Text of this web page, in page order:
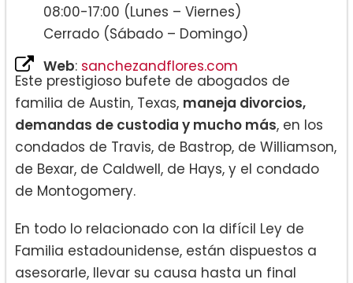
08:00-17:00 (Lunes – Viernes)
Cerrado (Sábado – Domingo)
Web: sanchezandflores.com
Este prestigioso bufete de abogados de
familia de Austin, Texas, maneja divorcios,
demandas de custodia y mucho más, en los
condados de Travis, de Bastrop, de Williamson,
de Bexar, de Caldwell, de Hays, y el condado
de Montogomery.
En todo lo relacionado con la difícil Ley de
Familia estadounidense, están dispuestos a
asesorarle, llevar su causa hasta un final